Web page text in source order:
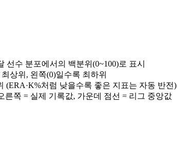
선수 분포에서의 백분위(0~100)로 표시
상위, 왼쪽(0)일수록 최하위
(ERA·K%처럼 낮을수록 좋은 지표는 자동 반전)
른쪽 = 실제 기록값, 가운데 점선 = 리그 중앙값